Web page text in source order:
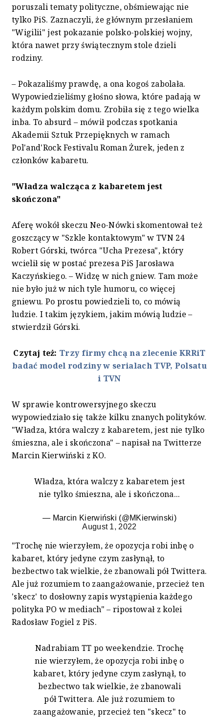
poruszali tematy polityczne, obśmiewając nie
tylko PiS. Zaznaczyli, że głównym przesłaniem
"Wigilii" jest pokazanie polsko-polskiej wojny,
która nawet przy świątecznym stole dzieli
rodziny.
– Pokazaliśmy prawdę, a ona kogoś zabolała.
Wypowiedzieliśmy głośno słowa, które padają w
każdym polskim domu. Zrobiła się z tego wielka
inba. To absurd – mówił podczas spotkania
Akademii Sztuk Przepięknych w ramach
Pol'and'Rock Festivalu Roman Żurek, jeden z
członków kabaretu.
"Władza walcząca z kabaretem jest
skończona"
Aferę wokół skeczu Neo-Nówki skomentował też
goszczący w "Szkle kontaktowym" w TVN 24
Robert Górski, twórca "Ucha Prezesa", który
wcielił się w postać prezesa PiS Jarosława
Kaczyńskiego. – Widzę w nich gniew. Tam może
nie było już w nich tyle humoru, co więcej
gniewu. Po prostu powiedzieli to, co mówią
ludzie. I takim językiem, jakim mówią ludzie –
stwierdził Górski.
Czytaj też: Trzy firmy chcą na zlecenie KRRiT
badać model rodziny w serialach TVP, Polsatu
i TVN
W sprawie kontrowersyjnego skeczu
wypowiedziało się także kilku znanych polityków.
"Władza, która walczy z kabaretem, jest nie tylko
śmieszna, ale i skończona" – napisał na Twitterze
Marcin Kierwiński z KO.
Władza, która walczy z kabaretem jest
nie tylko śmieszna, ale i skończona...
— Marcin Kierwiński (@MKierwinski)
August 1, 2022
"Trochę nie wierzyłem, że opozycja robi inbę o
kabaret, który jedyne czym zasłynął, to
bezbectwo tak wielkie, że zbanowali pół Twittera.
Ale już rozumiem to zaangażowanie, przecież ten
'skecz' to dosłowny zapis wystąpienia każdego
polityka PO w mediach" – ripostował z kolei
Radosław Fogiel z PiS.
Nadrabiam TT po weekendzie. Trochę
nie wierzyłem, że opozycja robi inbę o
kabaret, który jedyne czym zasłynął, to
bezbectwo tak wielkie, że zbanowali
pół Twittera. Ale już rozumiem to
zaangażowanie, przecież ten "skecz" to